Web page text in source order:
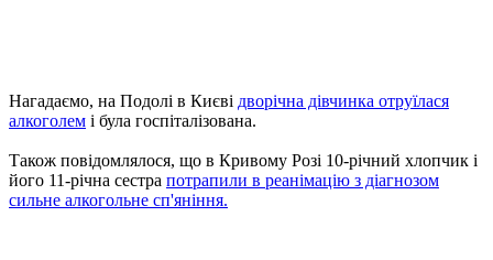
Нагадаємо, на Подолі в Києві дворічна дівчинка отруїлася
алкоголем і була госпіталізована.
Також повідомлялося, що в Кривому Розі 10-річний хлопчик і
його 11-річна сестра потрапили в реанімацію з діагнозом
сильне алкогольне сп'яніння.